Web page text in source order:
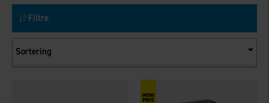
Filtre
Sortering